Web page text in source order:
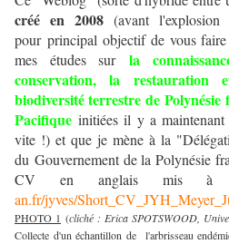
créé en 2008 (avant
pour principal objectif de vous
mes études sur
la
conservation, la
biodiversité terrestre de Polynésie
Pacifique initiées il y a maintenant
vite !) et que je mène à la
du Gouvernement de la Polynésie
CV en anglais mis
an.fr/jyves/
PHOTO 1 (cliché : Erica SPOTSWOOD,
Collecte d'un échantillon de l'arbrisseau